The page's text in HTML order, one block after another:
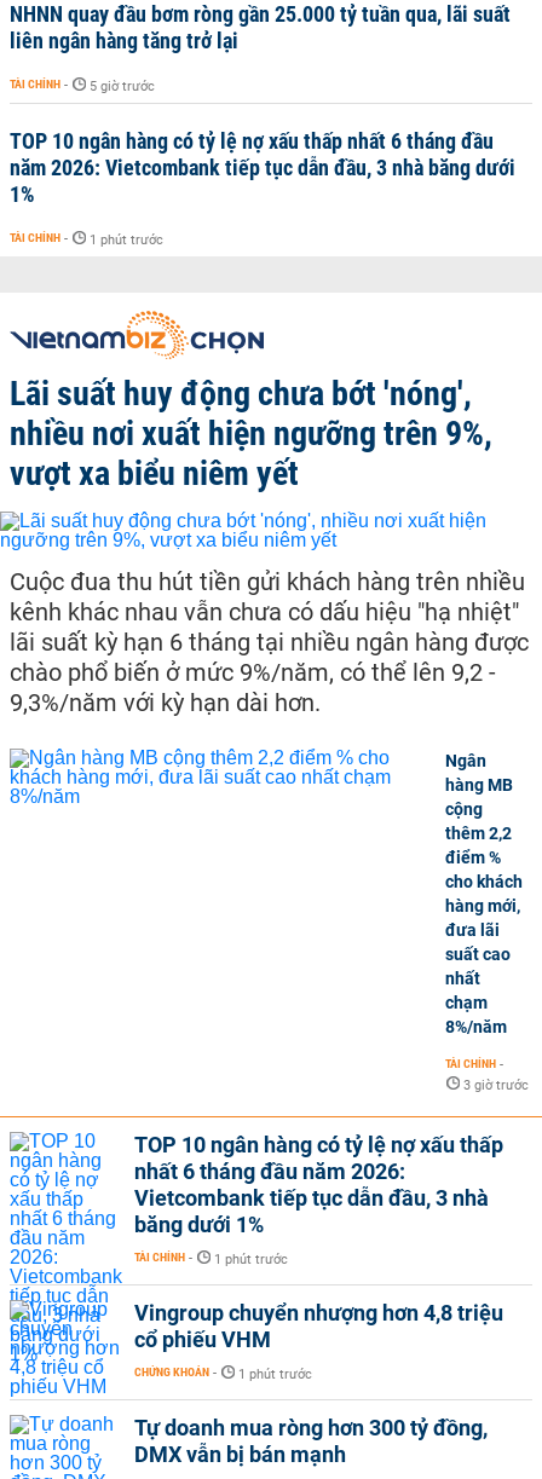
NHNN quay đầu bơm ròng gần 25.000 tỷ tuần qua, lãi suất
liên ngân hàng tăng trở lại
TÀI CHÍNH - 5 giờ trước
TOP 10 ngân hàng có tỷ lệ nợ xấu thấp nhất 6 tháng đầu
năm 2026: Vietcombank tiếp tục dẫn đầu, 3 nhà băng dưới
1%
TÀI CHÍNH - 1 phút trước
Lãi suất huy động chưa bớt 'nóng',
nhiều nơi xuất hiện ngưỡng trên 9%,
vượt xa biểu niêm yết
Cuộc đua thu hút tiền gửi khách hàng trên nhiều
kênh khác nhau vẫn chưa có dấu hiệu "hạ nhiệt"
lãi suất kỳ hạn 6 tháng tại nhiều ngân hàng được
chào phổ biến ở mức 9%/năm, có thể lên 9,2 -
9,3%/năm với kỳ hạn dài hơn.
Ngân
hàng MB
cộng
thêm 2,2
điểm %
cho khách
hàng mới,
đưa lãi
suất cao
nhất
chạm
8%/năm
TÀI CHÍNH -
3 giờ trước
TOP 10 ngân hàng có tỷ lệ nợ xấu thấp
nhất 6 tháng đầu năm 2026:
Vietcombank tiếp tục dẫn đầu, 3 nhà
băng dưới 1%
TÀI CHÍNH - 1 phút trước
Vingroup chuyển nhượng hơn 4,8 triệu
cổ phiếu VHM
CHỨNG KHOÁN - 1 phút trước
Tự doanh mua ròng hơn 300 tỷ đồng,
DMX vẫn bị bán mạnh